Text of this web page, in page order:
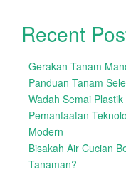
Recent
Gerakan Tanam
Panduan Tanam
Wadah Semai
Pemanfaatan
Modern
Bisakah Air Cucian
Tanaman?